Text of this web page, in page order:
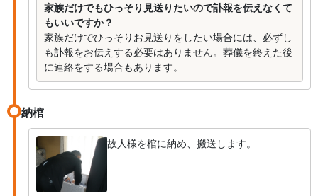
家族だけでもひっそり見送りたいので訃報を伝えなくて
もいいですか？
家族だけでひっそりお見送りをしたい場合には、必ずし
も訃報をお伝えする必要はありません。葬儀を終えた後
に連絡をする場合もあります。
納棺
故人様を棺に納め、搬送します。